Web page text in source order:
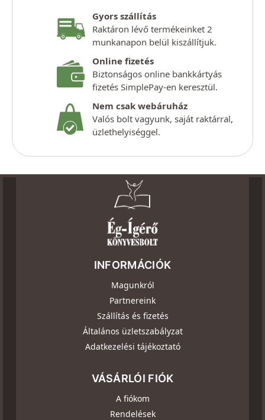
Gyors szállítás
Raktáron lévő termékeinket 2
munkanapon belül kiszállítjuk.
Online fizetés
Biztonságos online bankkártyás
fizetés SimplePay-en keresztül.
Nem csak webáruház
Valós bolt vagyunk, saját raktárral,
üzlethelyiséggel.
INFORMÁCIÓK
Magunkról
Partnereink
Szállítás és fizetés
Általános üzletszabályzat
Adatkezelési tájékoztató
VÁSÁRLÓI FIÓK
A fiókom
Rendelések